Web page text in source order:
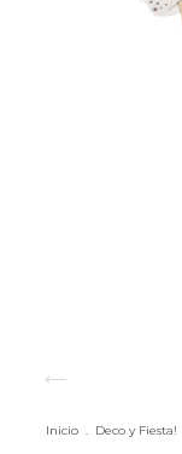
Inicio . Deco y Fiesta!